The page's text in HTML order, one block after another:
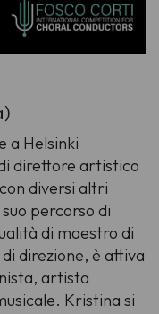
a Helsinki
direttore artistico
diversi altri
percorso di
di maestro di
direzione, è attiva
artista
Kristina si